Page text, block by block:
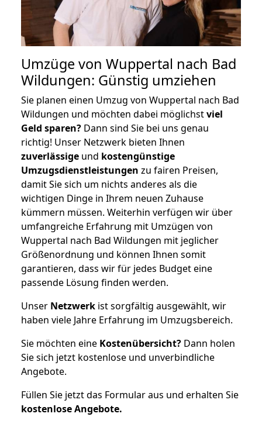
Umzüge von Wuppertal nach Bad
Wildungen: Günstig umziehen
Sie planen einen Umzug von Wuppertal nach Bad
Wildungen und möchten dabei möglichstviel
Geld sparen? Dann sind Sie bei uns genau
richtig! Unser Netzwerk bieten Ihnen
zuverlässige und kostengünstige
Umzugsdienstleistungen zu fairen Preisen,
damit Sie sich um nichts anderes als die
wichtigen Dinge in Ihrem neuen Zuhause
kümmern müssen. Weiterhin verfügen wir über
umfangreiche Erfahrung mit Umzügen von
Wuppertal nach Bad Wildungen mit jeglicher
Größenordnung und können Ihnen somit
garantieren, dass wir für jedes Budget eine
passende Lösung finden werden.
Unser Netzwerk ist sorgfältig ausgewählt, wir
haben viele Jahre Erfahrung im Umzugsbereich.
Sie möchten eine Kostenübersicht? Dann holen
Sie sich jetzt kostenlose und unverbindliche
Angebote.
Füllen Sie jetzt das Formular aus und erhalten Sie
kostenloseAngebote.